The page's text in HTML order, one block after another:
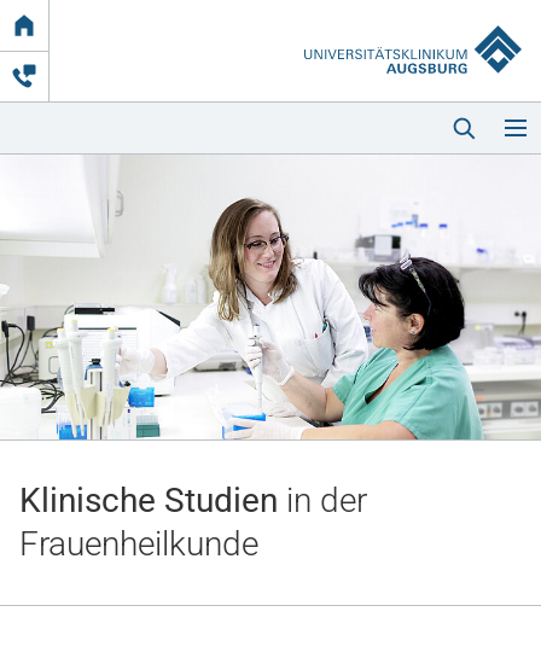
Link
zur
Startseite
Startseite
Kliniken & Einrichtungen
Klinische Studien in der
Frauenheilkunde